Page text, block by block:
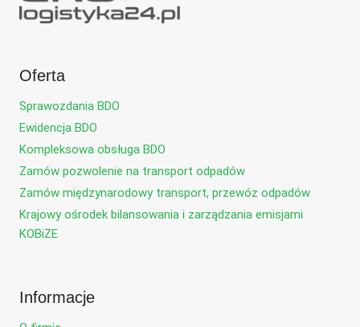
ODPADÓW
W
Oferta
Sprawozdania BDO
Ewidencja BDO
Kompleksowa obsługa BDO
Zamów pozwolenie na transport odpadów
Zamów międzynarodowy transport, przewóz odpadów
Krajowy ośrodek bilansowania i zarządzania emisjami
KOBiZE
Informacje